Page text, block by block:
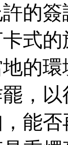
的
式
的
，
能